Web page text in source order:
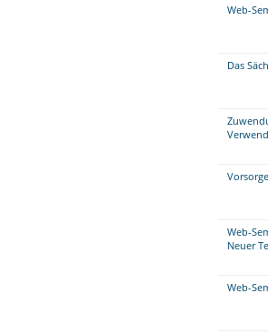
Web-
Das
Web-
Neuer
Web-